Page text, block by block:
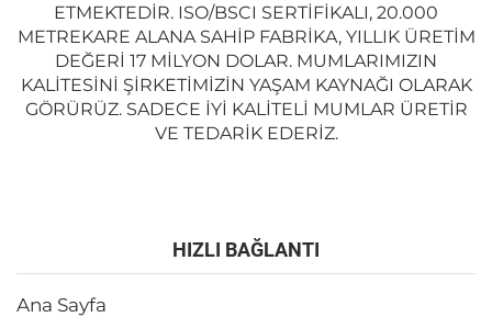
ETMEKTEDIR. ISO/BSCI SERTIFIKALI, 20.000
METREKARE ALANA SAHIP FABRIKA, YILLIK ÜRETIM
DEĞERI 17 MILYON DOLAR. MUMLARIMIZIN
KALITESINI ŞIRKETIMIZIN YAŞAM KAYNAĞI OLARAK
GÖRÜRÜZ. SADECE IYI KALITELI MUMLAR ÜRETIR
VE TEDARIK EDERIZ.
HIZLI BAĞLANTI
Ana Sayfa